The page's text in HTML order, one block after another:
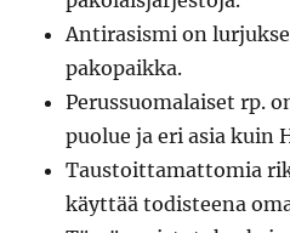
Antirasismi on
pakopaikka.
Perussuomalaiset rp.
puolue ja eri asia kuin
Taustoittamattomia
käyttää todisteena